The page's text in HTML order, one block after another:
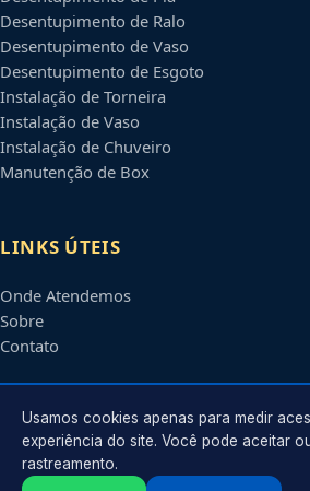
Desentupimento de Ralo
Desentupimento de Vaso
Desentupimento de Esgoto
Instalação de Torneira
Instalação de Vaso
Instalação de Chuveiro
Manutenção de Box
LINKS ÚTEIS
Onde Atendemos
Sobre
Contato
CONTATO
Atendimento em
Usamos cookies apenas para medir
experiência do site. Você pode aceitar
rastreamento.